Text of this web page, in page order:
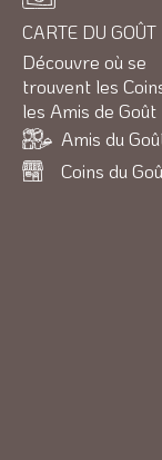
CARTE DU GOÛT
Découvre où se
trouvent les
les Amis de Goût
Amis du
Coins du